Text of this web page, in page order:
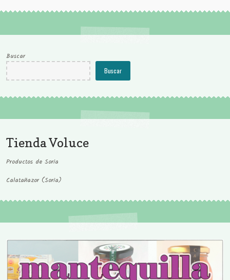
Buscar
Buscar
Tienda Voluce
Productos de Soria
Calatañazor (Soria)